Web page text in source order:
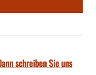
schreiben Sie uns